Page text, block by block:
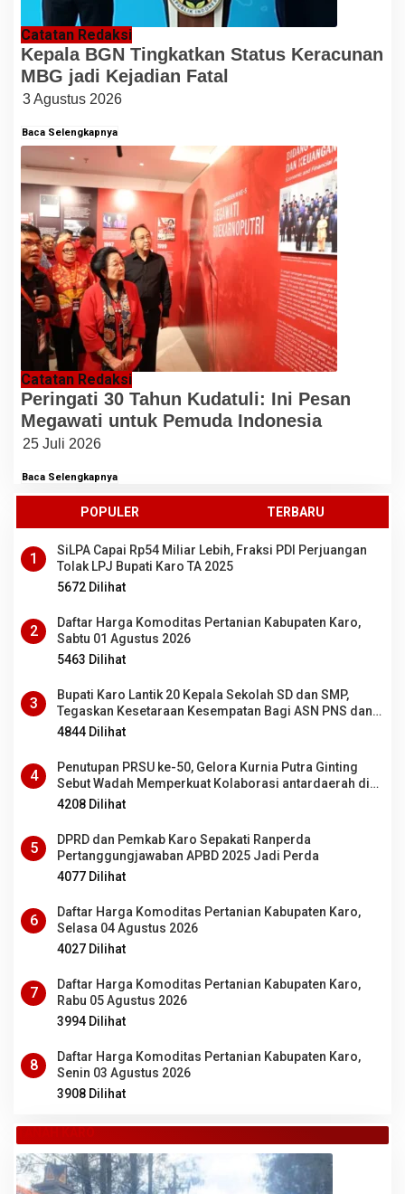
Catatan Redaksi
Kepala BGN Tingkatkan Status Keracunan
MBG jadi Kejadian Fatal
3 Agustus 2026
Baca Selengkapnya
Catatan Redaksi
Peringati 30 Tahun Kudatuli: Ini Pesan
Megawati untuk Pemuda Indonesia
25 Juli 2026
Baca Selengkapnya
POPULER TERBARU
1
SiLPA Capai Rp54 Miliar Lebih, Fraksi PDI Perjuangan
Tolak LPJ Bupati Karo TA 2025
5672 Dilihat
2
Daftar Harga Komoditas Pertanian Kabupaten Karo,
Sabtu 01 Agustus 2026
5463 Dilihat
3
Bupati Karo Lantik 20 Kepala Sekolah SD dan SMP,
Tegaskan Kesetaraan Kesempatan Bagi ASN PNS dan
PPPK
4844 Dilihat
4
Penutupan PRSU ke-50, Gelora Kurnia Putra Ginting
Sebut Wadah Memperkuat Kolaborasi antardaerah di
Sumut
4208 Dilihat
5
DPRD dan Pemkab Karo Sepakati Ranperda
Pertanggungjawaban APBD 2025 Jadi Perda
4077 Dilihat
6
Daftar Harga Komoditas Pertanian Kabupaten Karo,
Selasa 04 Agustus 2026
4027 Dilihat
7
Daftar Harga Komoditas Pertanian Kabupaten Karo,
Rabu 05 Agustus 2026
3994 Dilihat
8
Daftar Harga Komoditas Pertanian Kabupaten Karo,
Senin 03 Agustus 2026
3908 Dilihat
TANAH KARO